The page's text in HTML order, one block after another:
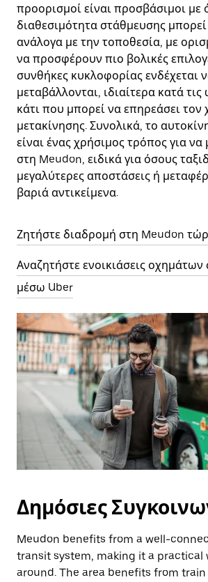
προορισμοί είναι προσβάσιμοι με
διαθεσιμότητα στάθμευσης
ανάλογα με την τοποθεσία, με
να προσφέρουν πιο βολικές
συνθήκες κυκλοφορίας ενδέχεται
μεταβάλλονται, ιδιαίτερα κατά τις
κάτι που μπορεί να επηρεάσει τον
μετακίνησης. Συνολικά, το
είναι ένας χρήσιμος τρόπος για να
στη Meudon, ειδικά για όσους
μεγαλύτερες αποστάσεις ή
βαριά αντικείμενα.
Ζητήστε διαδρομή στη Meudon
Αναζητήστε ενοικιάσεις
μέσω Uber
Δημόσιες
Meudon benefits from a well-
transit system, making it a practical
around. The area benefits from